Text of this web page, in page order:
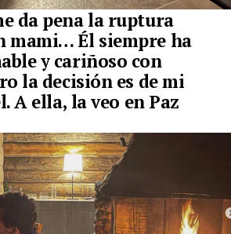
da penala ruptura
mami… Él siempre ha
y cariñoso con
la decisión es de mi
A ella, la veo en Paz